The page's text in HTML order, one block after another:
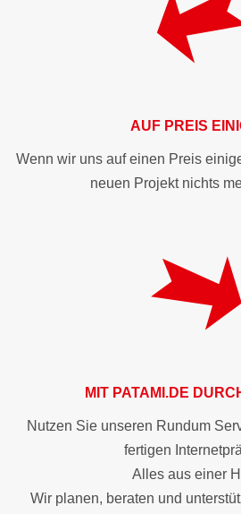
AUF PREIS
Wenn wir uns auf einen Preis
neuen Projekt nichts
MIT PATAMI.DE
Nutzen Sie unseren Rundum
fertigen
Alles aus einer
Wir planen, beraten und